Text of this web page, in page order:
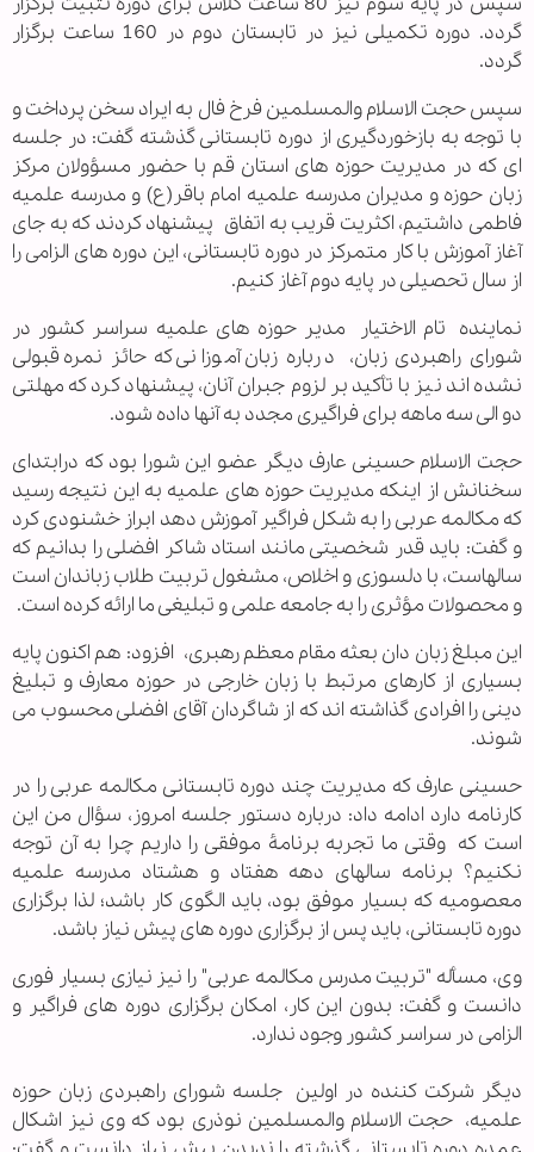
گردد. دوره تکمیلی نیز در تابستان دوم در 160 ساعت برگزار
گردد.
سپس حجت الاسلام والمسلمین فرخ فال به ایراد سخن پرداخت و
با توجه به بازخوردگیری از دوره تابستانی گذشته گفت: در جلسه
ای که در مدیریت حوزه های استان قم با حضور مسؤولان مرکز
زبان حوزه و مدیران مدرسه علمیه امام باقر(ع) و مدرسه علمیه
فاطمی داشتیم، اکثریت قریب به اتفاق پیشنهاد کردند که به جای
آغاز آموزش با کار متمرکز در دوره تابستانی، این دوره های الزامی را
از سال تحصیلی در پایه دوم آغاز کنیم.
نماینده تام الاختیار مدیر حوزه های علمیه سراسر کشور در
شورای راهبردی زبان، درباره زبان آموزانی که حائز نمره قبولی
نشده اند نیز با تأکید بر لزوم جبران آنان، پیشنهاد کرد که مهلتی
دو الی سه ماهه برای فراگیری مجدد به آنها داده شود.
حجت الاسلام حسینی عارف دیگر عضو این شورا بود که درابتدای
سخنانش از اینکه مدیریت حوزه های علمیه به این نتیجه رسید
که مکالمه عربی را به شکل فراگیر آموزش دهد ابراز خشنودی کرد
و گفت: باید قدر شخصیتی مانند استاد شاکر افضلی را بدانیم که
سالهاست، با دلسوزی و اخلاص، مشغول تربیت طلاب زباندان است
و محصولات مؤثری را به جامعه علمی و تبلیغی ما ارائه کرده است.
این مبلغ زبان دان بعثه مقام معظم رهبری، افزود: هم اکنون پایه
بسیاری از کارهای مرتبط با زبان خارجی در حوزه معارف و تبلیغ
دینی را افرادی گذاشته اند که از شاگردان آقای افضلی محسوب می
شوند.
حسینی عارف که مدیریت چند دوره تابستانی مکالمه عربی را در
کارنامه دارد ادامه داد: درباره دستور جلسه امروز، سؤال من این
است که وقتی ما تجربه برنامۀ موفقی را داریم چرا به آن توجه
نکنیم؟ برنامه سالهای دهه هفتاد و هشتاد مدرسه علمیه
معصومیه که بسیار موفق بود، باید الگوی کار باشد؛ لذا برگزاری
دوره تابستانی، باید پس از برگزاری دوره های پیش نیاز باشد.
وی، مسأله "تربیت مدرس مکالمه عربی" را نیز نیازی بسیار فوری
دانست و گفت: بدون این کار، امکان برگزاری دوره های فراگیر و
الزامی در سراسر کشور وجود ندارد.
دیگر شرکت کننده در اولین جلسه شورای راهبردی زبان حوزه
علمیه، حجت الاسلام والمسلمین نوذری بود که وی نیز اشکال